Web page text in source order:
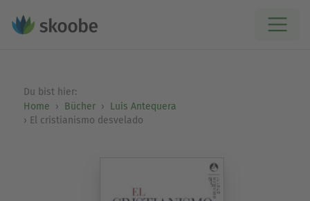
Du bist hier:
Home
Bücher
Luis Antequera
El cristianismo desvelado